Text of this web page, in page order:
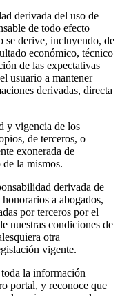
derivada del uso de
de todo efecto
se derive, incluyendo, de
económico, técnico
de las expectativas
usuario a mantener
derivadas, directa
y vigencia de los
de terceros, o
exonerada de
la mismos.
derivada de
a abogados,
por terceros por el
nuestras condiciones de
otra
vigente.
la información
portal, y reconoce que